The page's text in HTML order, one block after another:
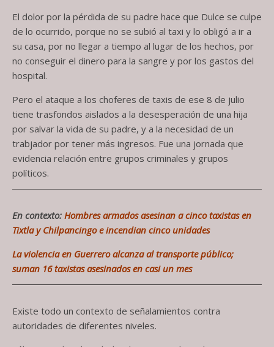
El dolor por la pérdida de su padre hace que Dulce se culpe
de lo ocurrido, porque no se subió al taxi y lo obligó a ir a
su casa, por no llegar a tiempo al lugar de los hechos, por
no conseguir el dinero para la sangre y por los gastos del
hospital.
Pero el ataque a los choferes de taxis de ese 8 de julio
tiene trasfondos aislados a la desesperación de una hija
por salvar la vida de su padre, y a la necesidad de un
trabjador por tener más ingresos. Fue una jornada que
evidencia relación entre grupos criminales y grupos
políticos.
En contexto: Hombres armados asesinan a cinco taxistas en
Tixtla y Chilpancingo e incendian cinco unidades
La violencia en Guerrero alcanza al transporte público;
suman 16 taxistas asesinados en casi un mes
Existe todo un contexto de señalamientos contra
autoridades de diferentes niveles.